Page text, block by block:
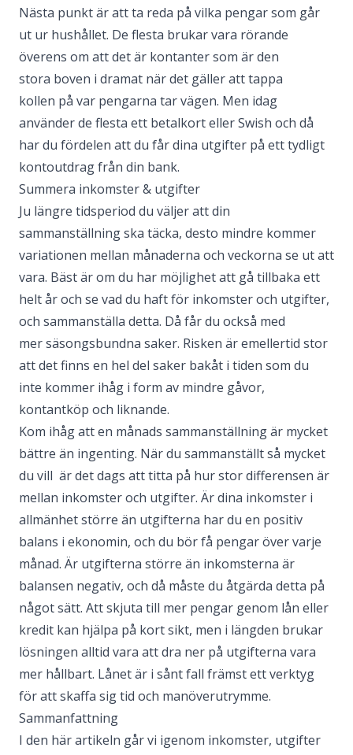
Nästa punkt är att ta reda på vilka pengar som går
ut ur hushållet. De flesta brukar vara rörande
överens om att det är kontanter som är den
stora boven i dramat när det gäller atttappa
kollen på var pengarna tar vägen. Men idag
använder de flesta ett betalkort eller Swish och då
har du fördelen att du får dina utgifter på ett tydligt
kontoutdrag från din bank.
Summera inkomster & utgifter
Ju längre tidsperiod du väljer att din
sammanställning ska täcka, desto mindre kommer
variationen mellan månaderna och veckorna se ut att
vara. Bäst är om du har möjlighet att gå tillbaka ett
helt år och se vad du haft för inkomsteroch utgifter,
och sammanställa detta. Då får du också med
mersäsongsbundna saker. Risken är emellertid stor
att det finns en hel del saker bakåt i tiden som du
inte kommer ihåg i form av mindre gåvor,
kontantköp och liknande.
Kom ihåg att en månads sammanställning är mycket
bättre än ingenting. När du sammanställt så mycket
du vill är det dags att titta på hur stor differensen är
mellan inkomsteroch utgifter. Är dina inkomster i
allmänhet större än utgifterna har du en positiv
balans i ekonomin, och du börfå pengar över varje
månad. Är utgifterna större än inkomsterna är
balansen negativ, och då måste du åtgärda detta på
något sätt. Att skjuta till mer pengar genom lån eller
kredit kan hjälpa på kort sikt, men i längden brukar
lösningen alltid vara attdra ner på utgifterna vara
mer hållbart. Lånetär i sånt fall främst ett verktyg
för att skaffa sig tid och manöverutrymme.
Sammanfattning
I den här artikeln går vi igenom inkomster, utgifter